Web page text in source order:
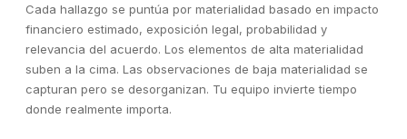
Cada hallazgo se puntúa por materialidad basado en impacto
financiero estimado, exposición legal, probabilidad y
relevancia del acuerdo. Los elementos de alta materialidad
suben a la cima. Las observaciones de baja materialidad se
capturan pero se desorganizan. Tu equipo invierte tiempo
donde realmente importa.